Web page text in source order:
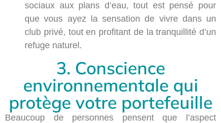
sociaux aux plans d’eau, tout est pensé pour
que vous ayez la sensation de vivre dans un
club privé, tout en profitant de la tranquillité d’un
refuge naturel.
3. Conscience
environnementale qui
protège votre portefeuille
Beaucoup de personnes pensent que l’aspect